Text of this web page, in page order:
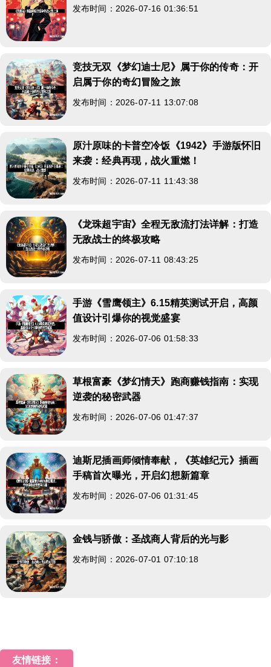
发布时间：2026-07-16 01:36:51
竞技无双《梦幻迪士尼》属于你的传奇：开
启属于你的奇幻冒险之旅
发布时间：2026-07-11 13:07:08
原汁原味的卡普空冷饭《1942》手游版怀旧
来袭：经典再现，战火重燃！
发布时间：2026-07-11 11:43:38
《龙珠超宇宙》全程无敌流打法详解：打造
无敌战士的终极攻略
发布时间：2026-07-11 08:43:25
手游《雪鹰领主》6.15精英测试开启，高颜
值设计引爆你的视觉盛宴
发布时间：2026-07-06 01:58:33
草根富豪《梦幻情天》跑商赚钱指南：实现
逆袭的秘密武器
发布时间：2026-07-06 01:47:37
迪斯尼插画师倾情奉献，《英雄纪元》插画
手稿首次曝光，开启幻想新篇章
发布时间：2026-07-06 01:31:45
金钱与骄傲：圣战商人背后的光与影
发布时间：2026-07-01 07:10:18
友情链接：